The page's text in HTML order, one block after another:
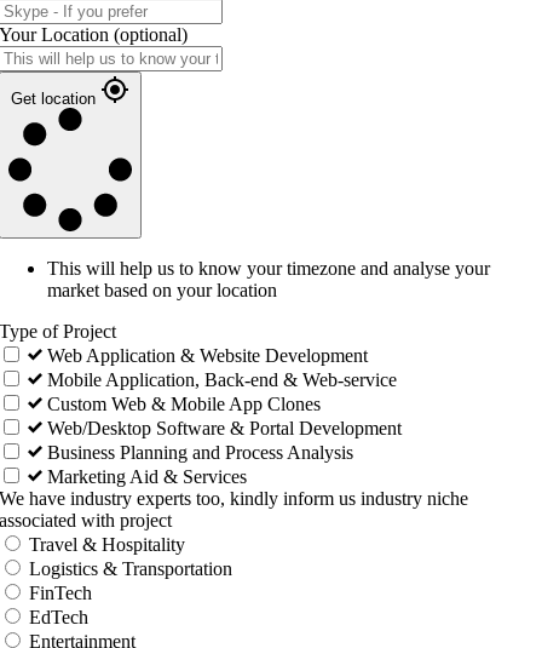
Your Location (optional)
Get location
This will help us to know your timezone and analyse your
market based on your location
Type of Project
Web Application & Website Development
Mobile Application, Back-end & Web-service
Custom Web & Mobile App Clones
Web/Desktop Software & Portal Development
Business Planning and Process Analysis
Marketing Aid & Services
We have industry experts too, kindly inform us industry niche
associated with project
Travel & Hospitality
Logistics & Transportation
FinTech
EdTech
Entertainment